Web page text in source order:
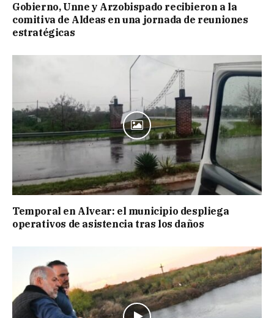
Gobierno, Unne y Arzobispado recibieron a la
comitiva de Aldeas en una jornada de reuniones
estratégicas
Temporal en Alvear: el municipio despliega
operativos de asistencia tras los daños